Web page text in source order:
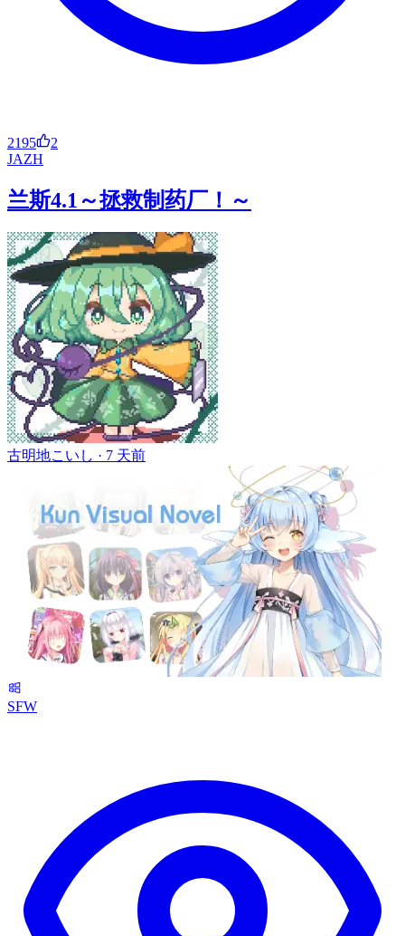
2195
2
JAZH
兰斯4.1～拯救制药厂！～
古明地こいし · 7 天前
SFW